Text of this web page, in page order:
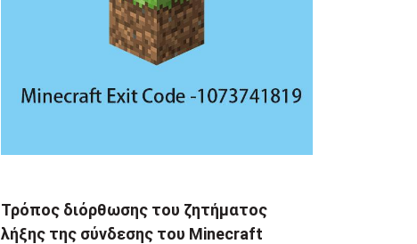
Τρόπος διόρθωσης του ζητήματος
λήξης της σύνδεσης του Minecraft